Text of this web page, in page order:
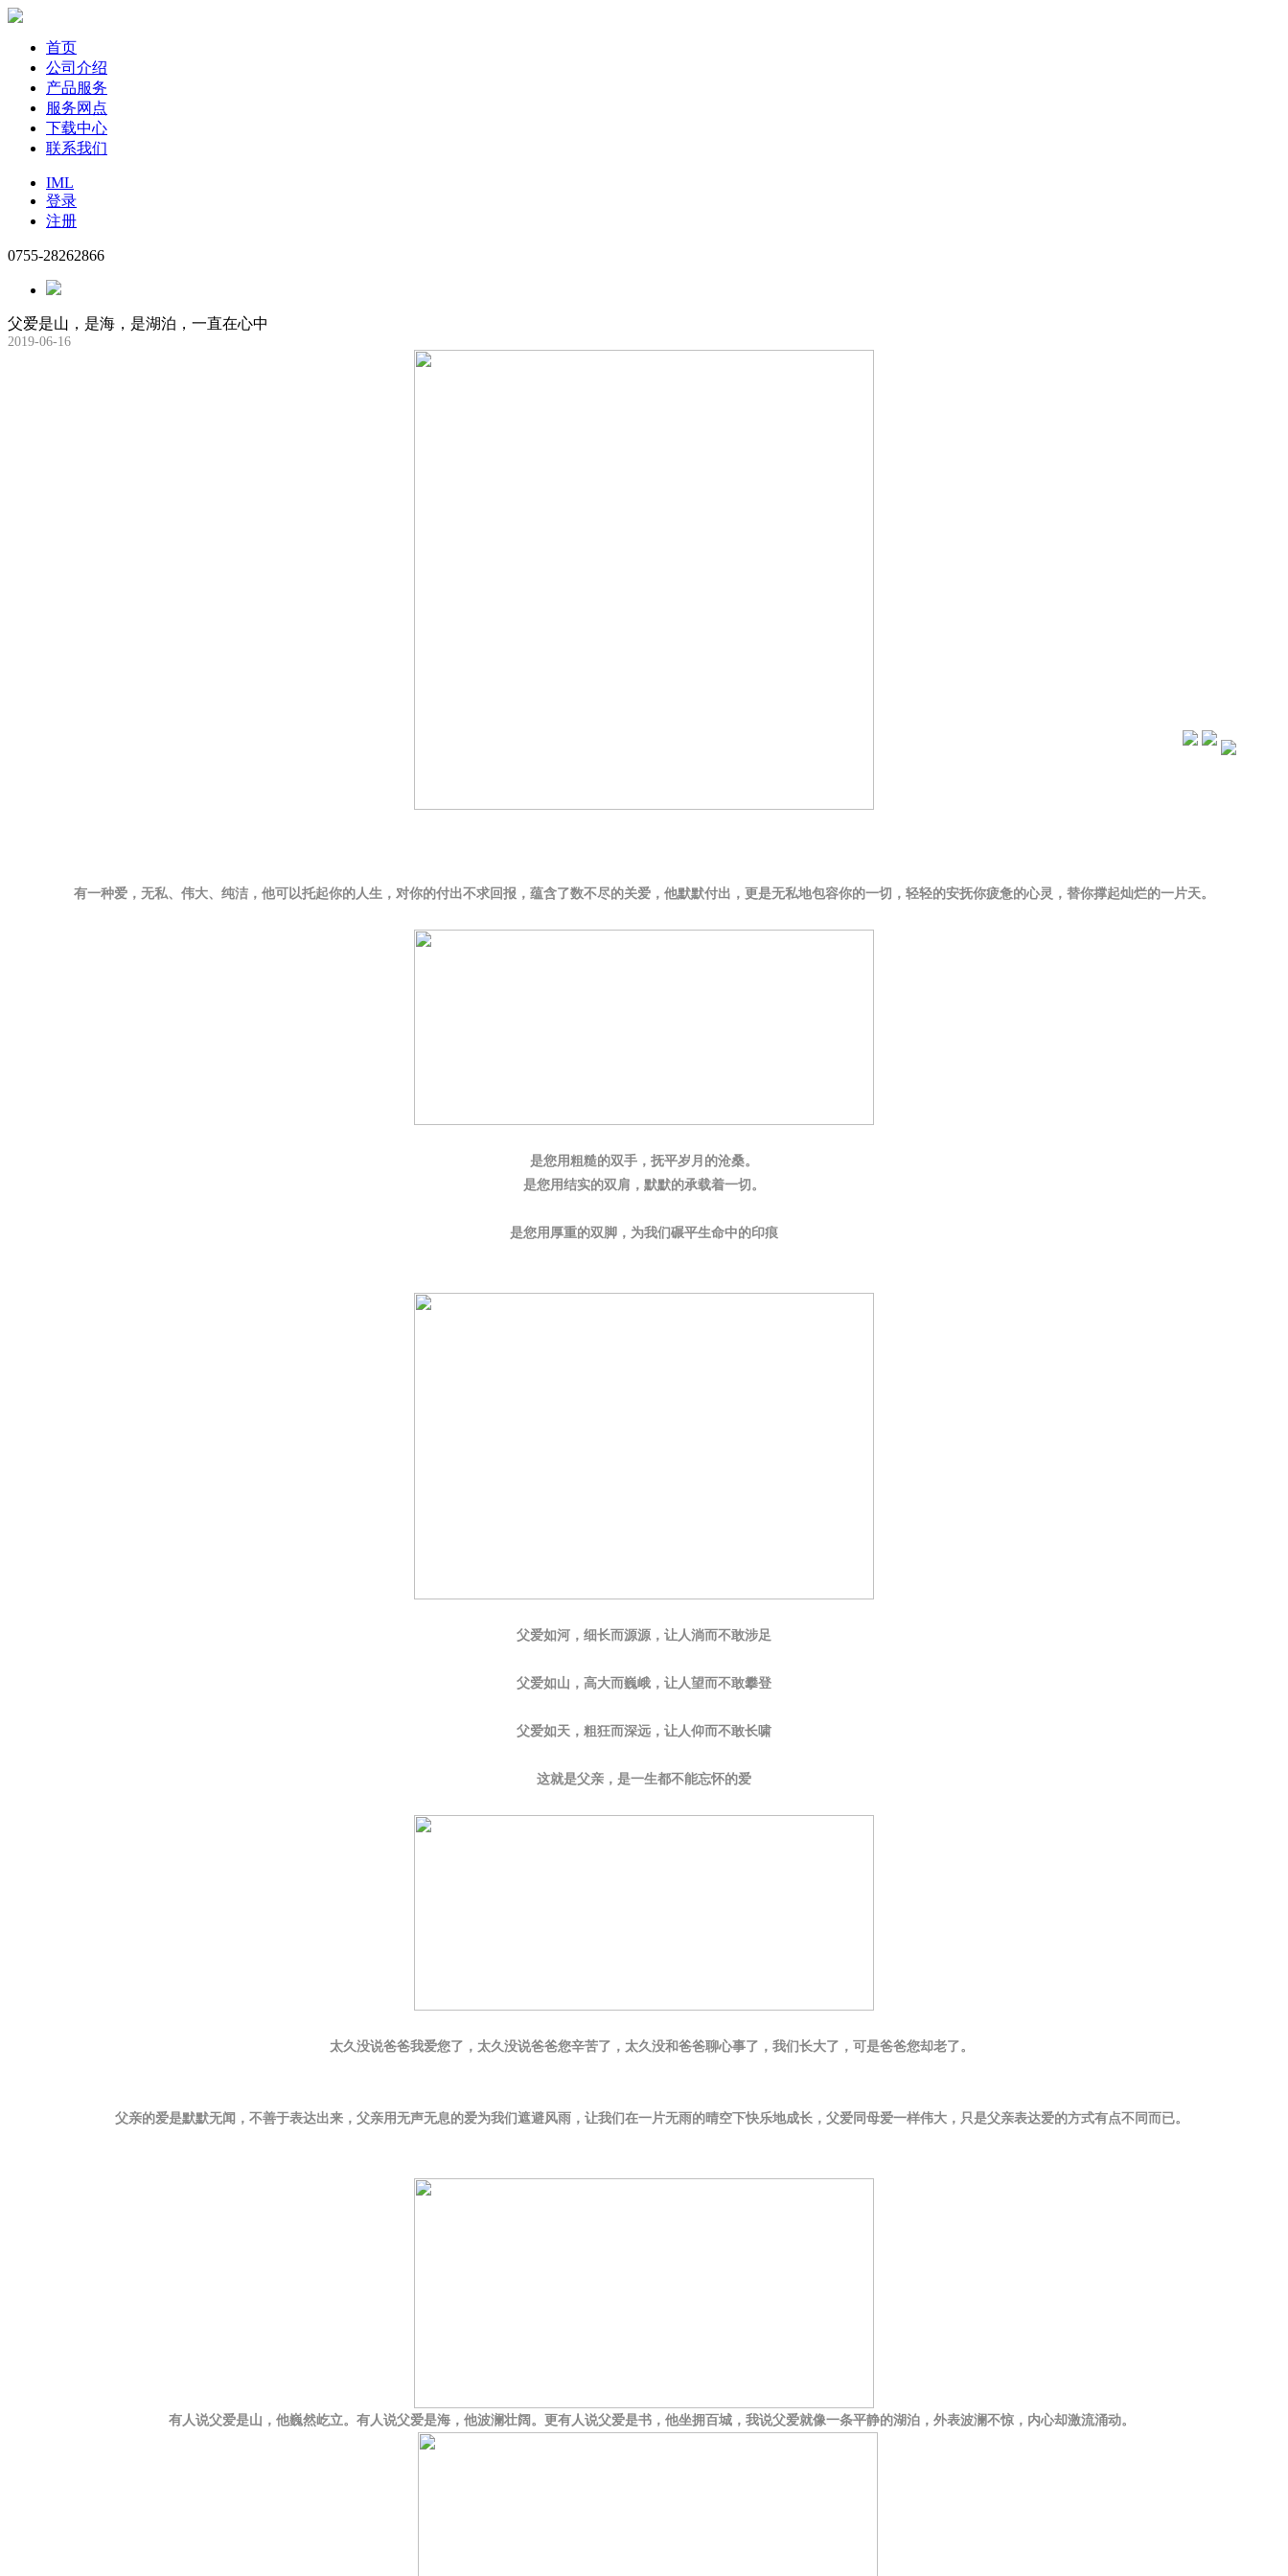
首页
公司介绍
产品服务
服务网点
下载中心
联系我们
IML
登录
注册
0755-28262866
父爱是山，是海，是湖泊，一直在心中
2019-06-16
有一种爱，无私、伟大、纯洁，他可以托起你的人生，对你的付出不求回报，蕴含了数不尽的关爱，他默默付出，更是无私地包容你的一切，轻轻的安抚你疲惫的心灵，替你撑起灿烂的一片天。
是您用粗糙的双手，抚平岁月的沧桑。
是您用结实的双肩，默默的承载着一切。
是您用厚重的双脚，为我们碾平生命中的印痕
父爱如河，细长而源源，让人淌而不敢涉足
父爱如山，高大而巍峨，让人望而不敢攀登
父爱如天，粗狂而深远，让人仰而不敢长啸
这就是父亲，是一生都不能忘怀的爱
太久没说爸爸我爱您了，太久没说爸爸您辛苦了，太久没和爸爸聊心事了，我们长大了，可是爸爸您却老了。
父亲的爱是默默无闻，不善于表达出来，父亲用无声无息的爱为我们遮避风雨，让我们在一片无雨的晴空下快乐地成长，父爱同母爱一样伟大，只是父亲表达爱的方式有点不同而已。
有人说父爱是山，他巍然屹立。有人说父爱是海，他波澜壮阔。更有人说父爱是书，他坐拥百城，我说父爱就像一条平静的湖泊，外表波澜不惊，内心却激流涌动。